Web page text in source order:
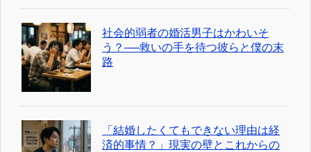
社会的弱者の婚活男子はかわいそ
う？──救いの手を待つ彼らと僕の末
路
「結婚したくてもできない理由は経
済的事情？」現実の壁とこれからの